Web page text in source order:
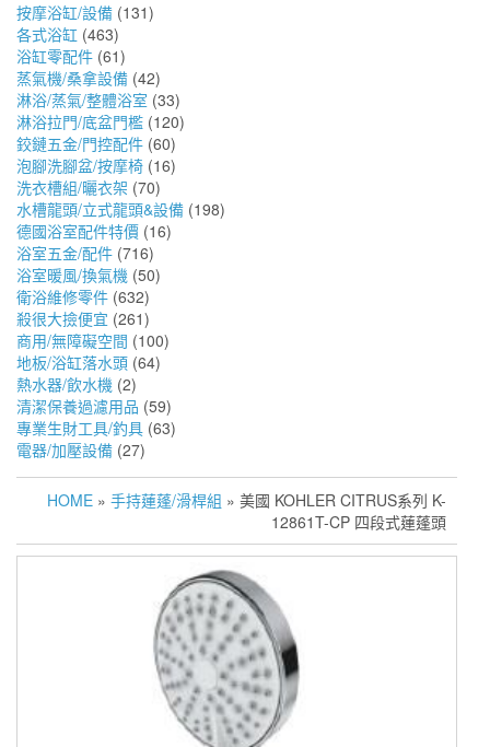
按摩浴缸/設備 (131)
各式浴缸 (463)
浴缸零配件 (61)
蒸氣機/桑拿設備 (42)
淋浴/蒸氣/整體浴室 (33)
淋浴拉門/底盆門檻 (120)
鉸鏈五金/門控配件 (60)
泡腳洗腳盆/按摩椅 (16)
洗衣槽組/曬衣架 (70)
水槽龍頭/立式龍頭&設備 (198)
德國浴室配件特價 (16)
浴室五金/配件 (716)
浴室暖風/換氣機 (50)
衛浴維修零件 (632)
殺很大撿便宜 (261)
商用/無障礙空間 (100)
地板/浴缸落水頭 (64)
熱水器/飲水機 (2)
清潔保養過濾用品 (59)
專業生財工具/釣具 (63)
電器/加壓設備 (27)
HOME » 手持蓮蓬/滑桿組 » 美國 KOHLER CITRUS系列 K-
12861T-CP 四段式蓮蓬頭